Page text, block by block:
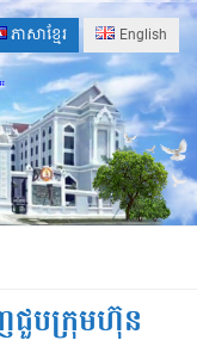
ភាសាខ្មែរ English
ជួបក្រុមហ៊ុន